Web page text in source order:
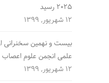
2025 رسید
12 شهریور, 1399
بیست و نهمین سخنرانی
علمی انجمن علوم اعصاب
12 شهریور, 1399